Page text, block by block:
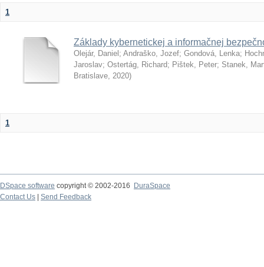
1
Základy kybernetickej a informačnej
Olejár, Daniel ; Andraško, Jozef; Gondová, Lenka;
Jaroslav; Ostertág, Richard; Pištek, Peter; Stanek,
Bratislave, 2020)
1
DSpace software copyright © 2002-2016
DuraSpace
Contact Us
Send Feedback